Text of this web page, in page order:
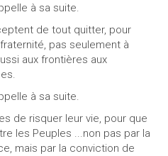
à sa suite.
de tout quitter, pour
pas seulement à
aux frontières aux
à sa suite.
de risquer leur vie, pour que
les Peuples ...non pas par la
mais par la conviction de